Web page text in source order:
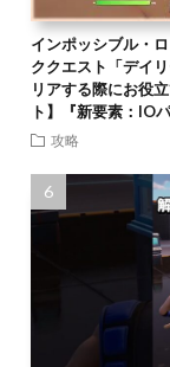
インポッシブル・
ククエスト「デイ
リアする際にお役
ト】『新要素：IO
攻略